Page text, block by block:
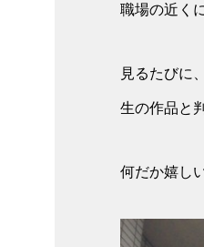
職場の近く
見るたびに
生の作品と
何だか嬉し